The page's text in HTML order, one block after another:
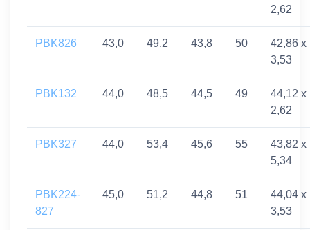
2,62
PBK826 43,0 49,2 43,8 50
42,86 x
3,53
PBK132 44,0 48,5 44,5 49
44,12 x
2,62
PBK327 44,0 53,4 45,6 55
43,82 x
5,34
PBK224-
827
45,0 51,2 44,8 51
44,04 x
3,53